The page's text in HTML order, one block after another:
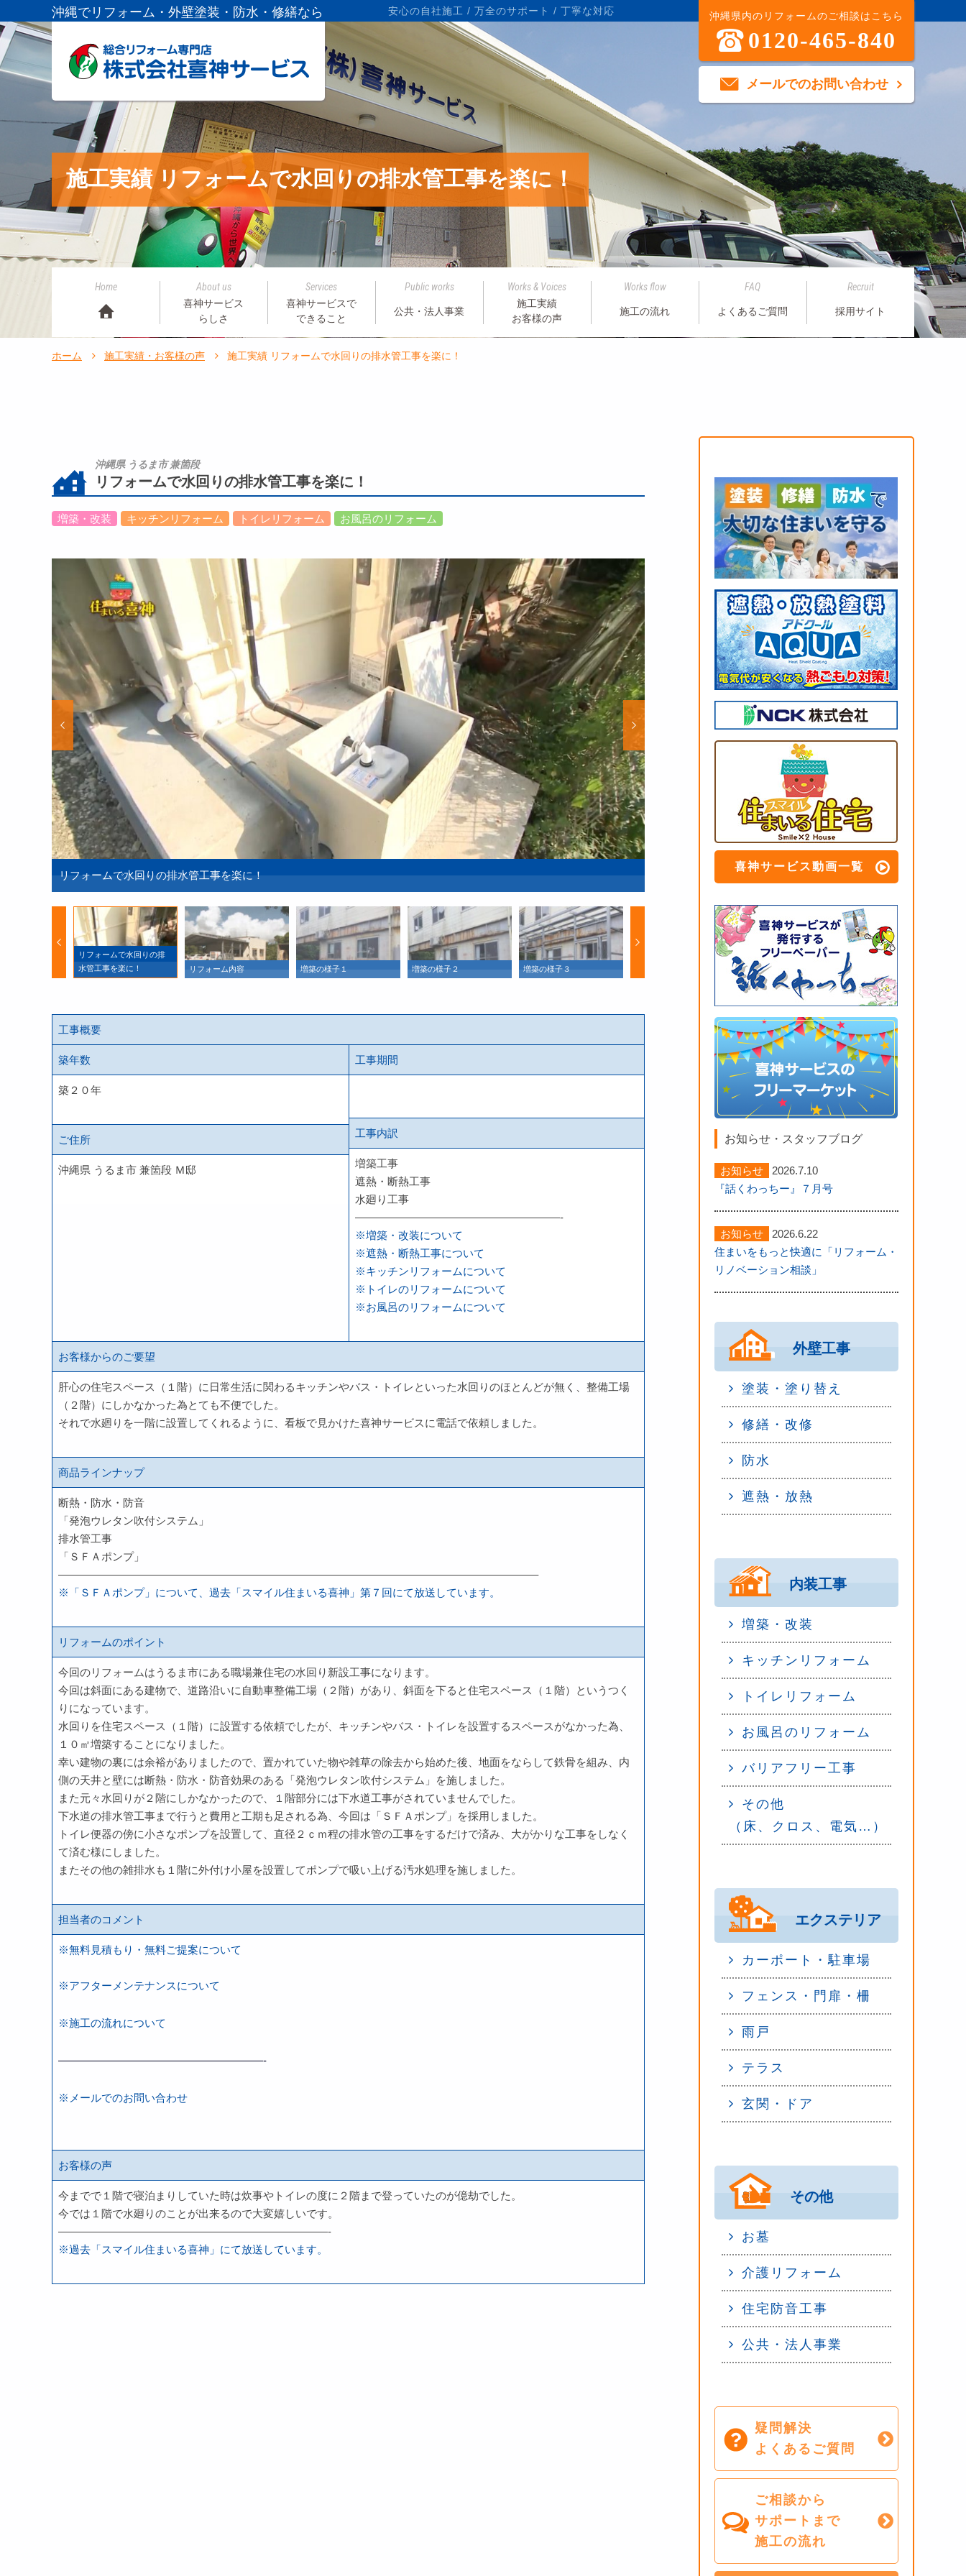
沖縄でリフォーム・外壁塗装・防水・修繕なら 安心の自社施工 / 万全のサポート / 丁寧な対応 沖縄県内のリフォームのご相談はこちら
0120-465-840
メールでのお問い合わせ
施工実績 リフォームで水回りの排水管工事を楽に！
Home
About us
喜神サービス
らしさ
Services
喜神サービスで
できること
Public works
公共・法人事業
Works & Voices
施工実績
お客様の声
Works flow
施工の流れ
FAQ
よくあるご質問
Recruit
採用サイト
ホーム 施工実績・お客様の声 施工実績 リフォームで水回りの排水管工事を楽に！
沖縄県 うるま市 兼箇段
リフォームで水回りの排水管工事を楽に！
増築・改装 キッチンリフォーム トイレリフォーム お風呂のリフォーム
リフォームで水回りの排水管工事を楽に！
リフォームで水回りの排
水管工事を楽に！
リフォーム内容 増築の様子１ 増築の様子２ 増築の様子３ 以前の裏地に
工事概要
築年数
築２０年
ご住所
沖縄県 うるま市 兼箇段 Ｍ邸
工事期間
工事内訳
増築工事
遮熱・断熱工事
水廻り工事
———————————————————-
※増築・改装について
※遮熱・断熱工事について
※キッチンリフォームについて
※トイレのリフォームについて
※お風呂のリフォームについて
お客様からのご要望
肝心の住宅スペース（１階）に日常生活に関わるキッチンやバス・トイレといった水回りのほとんどが無く、整備工場
（２階）にしかなかった為とても不便でした。
それで水廻りを一階に設置してくれるように、看板で見かけた喜神サービスに電話で依頼しました。
商品ラインナップ
断熱・防水・防音
「発泡ウレタン吹付システム」
排水管工事
「ＳＦＡポンプ」
————————————————————————————————————————————–
※「ＳＦＡポンプ」について、過去「スマイル住まいる喜神」第７回にて放送しています。
リフォームのポイント
今回のリフォームはうるま市にある職場兼住宅の水回り新設工事になります。
今回は斜面にある建物で、道路沿いに自動車整備工場（２階）があり、斜面を下ると住宅スペース（１階）というつく
りになっています。
水回りを住宅スペース（１階）に設置する依頼でしたが、キッチンやバス・トイレを設置するスペースがなかった為、
１０㎡増築することになりました。
幸い建物の裏には余裕がありましたので、置かれていた物や雑草の除去から始めた後、地面をならして鉄骨を組み、内
側の天井と壁には断熱・防水・防音効果のある「発泡ウレタン吹付システム」を施しました。
また元々水回りが２階にしかなかったので、１階部分には下水道工事がされていませんでした。
下水道の排水管工事まで行うと費用と工期も足される為、今回は「ＳＦＡポンプ」を採用しました。
トイレ便器の傍に小さなポンプを設置して、直径２ｃｍ程の排水管の工事をするだけで済み、大がかりな工事をしなく
て済む様にしました。
またその他の雑排水も１階に外付け小屋を設置してポンプで吸い上げる汚水処理を施しました。
担当者のコメント
※無料見積もり・無料ご提案について
※アフターメンテナンスについて
※施工の流れについて
———————————————————-
※メールでのお問い合わせ
お客様の声
今までで１階で寝泊まりしていた時は炊事やトイレの度に２階まで登っていたのが億劫でした。
今では１階で水廻りのことが出来るので大変嬉しいです。
—————————————————————————-
※過去「スマイル住まいる喜神」にて放送しています。
喜神サービス動画一覧
お知らせ・スタッフブログ
お知らせ
2026.7.10
『話くわっちー』７月号
お知らせ
2026.6.22
住まいをもっと快適に「リフォーム・
リノベーション相談」
外壁工事
塗装・塗り替え
修繕・改修
防水
遮熱・放熱
内装工事
増築・改装
キッチンリフォーム
トイレリフォーム
お風呂のリフォーム
バリアフリー工事
その他
（床、クロス、電気…）
エクステリア
カーポート・駐車場
フェンス・門扉・柵
雨戸
テラス
玄関・ドア
その他
お墓
介護リフォーム
住宅防音工事
公共・法人事業
疑問解決
よくあるご質問
ご相談から
サポートまで
施工の流れ